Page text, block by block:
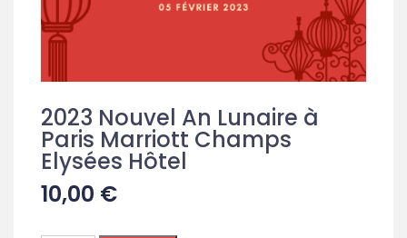
2023 Nouvel An Lunaire à
Paris Marriott Champs
Elysées Hôtel
10,00 €